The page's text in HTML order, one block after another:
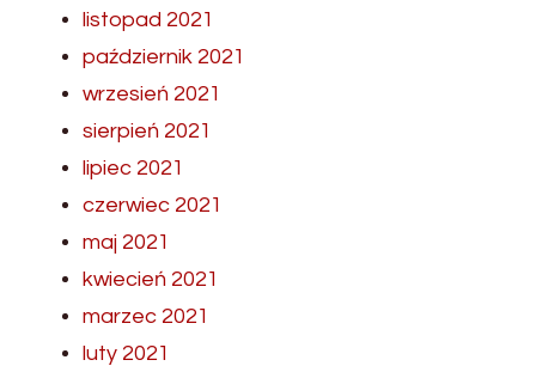
listopad 2021
październik 2021
wrzesień 2021
sierpień 2021
lipiec 2021
czerwiec 2021
maj 2021
kwiecień 2021
marzec 2021
luty 2021